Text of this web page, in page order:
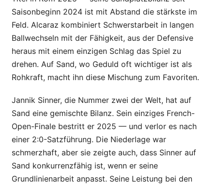
Saisonbeginn 2024 ist mit Abstand die stärkste im
Feld. Alcaraz kombiniert Schwerstarbeit in langen
Ballwechseln mit der Fähigkeit, aus der Defensive
heraus mit einem einzigen Schlag das Spiel zu
drehen. Auf Sand, wo Geduld oft wichtiger ist als
Rohkraft, macht ihn diese Mischung zum Favoriten.
Jannik Sinner, die Nummer zwei der Welt, hat auf
Sand eine gemischte Bilanz. Sein einziges French-
Open-Finale bestritt er 2025 — und verlor es nach
einer 2:0-Satzführung. Die Niederlage war
schmerzhaft, aber sie zeigte auch, dass Sinner auf
Sand konkurrenzfähig ist, wenn er seine
Grundlinienarbeit anpasst. Seine Leistung bei den